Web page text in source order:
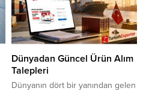
Dünyadan Güncel Ürün Alım
Talepleri
Dünyanın dört bir yanından gelen